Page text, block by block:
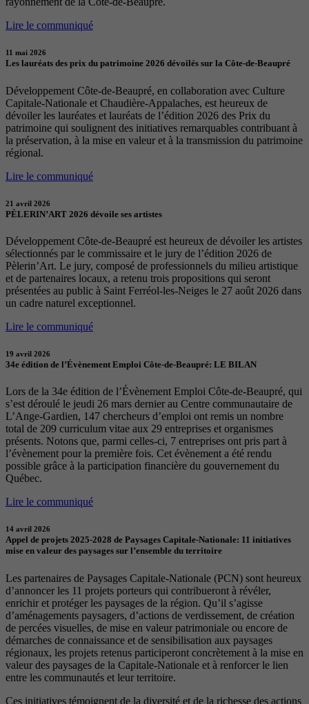
Lire le communiqué
11 mai 2026
Les lauréats des prix du patrimoine 2026 dévoilés sur la Côte-de-Beaupré
Développement Côte-de-Beaupré, en collaboration avec Culture
Capitale-Nationale et Chaudière-Appalaches, est heureux de
dévoiler les lauréates et lauréats de l’édition 2026 des Prix du
patrimoine qui soulignent des initiatives remarquables contribuant à
la préservation, à la mise en valeur et à la transmission du patrimoine
régional.
Lire le communiqué
21 avril 2026
PÈLERIN’ART 2026 dévoile ses artistes
Développement Côte-de-Beaupré est heureux de dévoiler les artistes
sélectionnés par le commissaire et le jury de l’édition 2026 de
Pèlerin’Art. Le jury, composé de professionnels du milieu artistique
et de partenaires locaux, a retenu trois propositions qui seront
présentées au public à Saint Ferréol-les-Neiges le 27 août 2026 dans
un cadre naturel exceptionnel.
Lire le communiqué
19 avril 2026
34e édition de l’Évènement Emploi Côte-de-Beaupré: LE BILAN
Lors de la 34e édition de l’Évènement Emploi Côte-de-Beaupré, qui
s’est déroulé le jeudi 26 mars dernier au Centre communautaire de
L’Ange-Gardien, 147 chercheurs d’emploi ont remis un nombre
total de 209 curriculum vitae aux 29 entreprises et organismes
présents. Notons que, parmi celles-ci, 7 entreprises ont pris part à
l’évènement pour la première fois. Cet évènement a été rendu
possible grâce à la participation financière du gouvernement du
Québec.
Lire le communiqué
14 avril 2026
Appel de projets 2025-2028 de Paysages Capitale-Nationale: 11 initiatives
mise en valeur des paysages sur l’ensemble du territoire
Les partenaires de Paysages Capitale-Nationale (PCN) sont heureux
d’annoncer les 11 projets porteurs qui contribueront à révéler,
enrichir et protéger les paysages de la région. Qu’il s’agisse
d’aménagements paysagers, d’actions de verdissement, de création
de percées visuelles, de mise en valeur patrimoniale ou encore de
démarches de connaissance et de sensibilisation aux paysages
régionaux, les projets retenus participeront concrètement à la mise en
valeur des paysages de la Capitale-Nationale et à renforcer le lien
entre les communautés et leur territoire.
Ces initiatives témoignent de la diversité et de la richesse des actions